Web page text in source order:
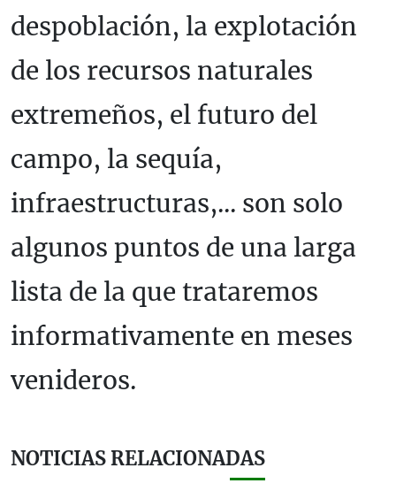
despoblación, la explotación
de los recursos naturales
extremeños, el futuro del
campo, la sequía,
infraestructuras,... son solo
algunos puntos de una larga
lista de la que trataremos
informativamente en meses
venideros.
NOTICIAS RELACIONADAS